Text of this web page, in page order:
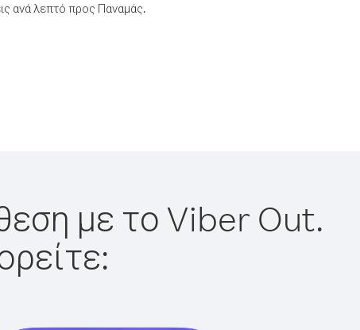
ανά λεπτό προς Παναμάς.
με το Viber Out.